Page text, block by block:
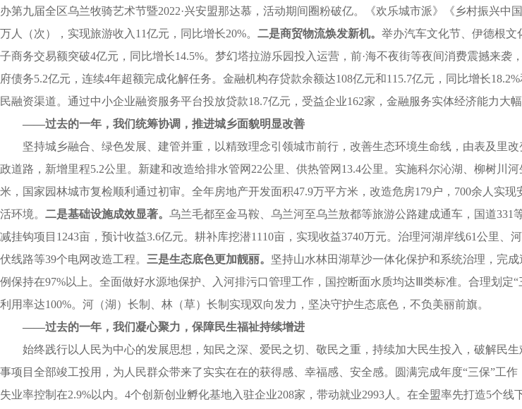
办第九届全区乌兰牧骑艺术节暨2022·兴安盟那达慕，活动期间圈粉破亿。《欢乐城市派》《乡村振兴中
万人（次），实现旅游收入11亿元，同比增长20%。 二是商贸物流焕发新机。 举办汽车文化节、伊德根文
子商务交易额突破4亿元，同比增长14.5%。梦幻塔拉游乐园投入运营，前·海不夜街等夜间消费震撼来袭
府债务5.2亿元，连续4年超额完成化解任务。金融机构存贷款余额达108亿元和115.7亿元，同比增长
民融资渠道。通过中小企业融资服务平台投放贷款18.7亿元，受益企业162家，金融服务实体经济能力大幅
——过去的一年，我们统筹协调，推进城乡面貌明显改善
坚持城乡融合、绿色发展、建管并重，以精致理念引领城市前行，改善生态环境生命线，由表及里改
政道路，新增里程5.2公里。新建和改造给排水管网22公里、供热管网13.4公里。实施科尔沁湖、柳树川
米，国家园林城市复检顺利通过初审。全年房地产开发面积47.9万平方米，改造危房179户，700余人实
活环境。 二是基础设施成效显著。 乌兰毛都至金马鞍、乌兰河至乌兰敖都等旅游公路建成通车，国道
减挂钩项目1243亩，预计收益3.6亿元。耕补库挖潜1110亩，实现收益3740万元。治理河湖岸线61公里
伏线路等39个电网改造工程。 三是生态底色更加靓丽。 坚持山水林田湖草沙一体化保护和系统治理，完
例保持在97%以上。全面做好水源地保护、入河排污口管理工作，国控断面水质均达Ⅲ类标准。合理划
利用率达100%。河（湖）长制、林（草）长制实现双向发力，坚决守护生态底色，不负美丽前旗。
——过去的一年，我们凝心聚力，保障民生福祉持续增进
始终践行以人民为中心的发展思想，知民之深、爱民之切、敬民之重，持续加大民生投入，破解民生
事项目全部竣工投用，为人民群众带来了实实在在的获得感、幸福感、安全感。圆满完成年度“三保”工
失业率控制在2.9%以内。4个创新创业孵化基地入驻企业208家，带动就业2993人。在全盟率先打造5个